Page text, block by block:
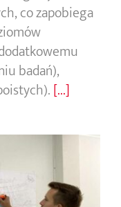
co zapobiega
badań),
[...]